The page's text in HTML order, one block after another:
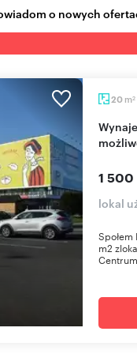
o nowych
20 m2
Wynajem lokal 20 m2 w centrum Gliwic –
1 500
lokal
m2